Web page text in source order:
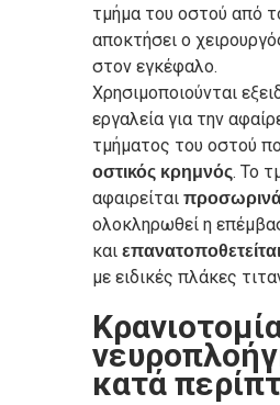
τμήμα του οστού από
αποκτήσει ο
στον εγκέφαλο.
Χρησιμοποιούνται
εργαλεία για την
τμήματος του οστού
οστικός κρημνός. Το
αφαιρείται
ολοκληρωθεί η
και επανατοποθετείται
με ειδικές πλάκες
κατά